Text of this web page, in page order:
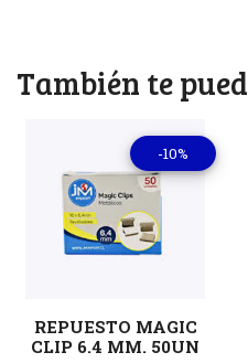
También te
-10%
REPUESTO MAGIC
CLIP 6.4 MM. 50UN